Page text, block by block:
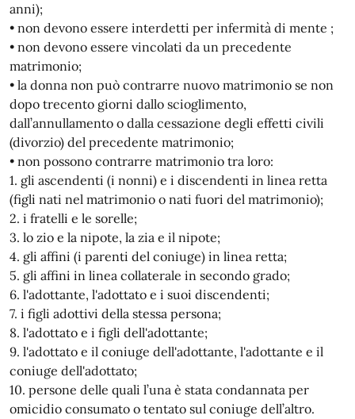
anni);
• non devono essere interdetti per infermità di mente ;
• non devono essere vincolati da un precedente
matrimonio;
• la donna non può contrarre nuovo matrimonio se non
dopo trecento giorni dallo scioglimento,
dall’annullamento o dalla cessazione degli effetti civili
(divorzio) del precedente matrimonio;
• non possono contrarre matrimonio tra loro:
1. gli ascendenti (i nonni) e i discendenti in linea retta
(figli nati nel matrimonio o nati fuori del matrimonio);
2. i fratelli e le sorelle;
3. lo zio e la nipote, la zia e il nipote;
4. gli affini (i parenti del coniuge) in linea retta;
5. gli affini in linea collaterale in secondo grado;
6. l'adottante, l'adottato e i suoi discendenti;
7. i figli adottivi della stessa persona;
8. l'adottato e i figli dell'adottante;
9. l'adottato e il coniuge dell'adottante, l'adottante e il
coniuge dell'adottato;
10. persone delle quali l’una è stata condannata per
omicidio consumato o tentato sul coniuge dell’altro.